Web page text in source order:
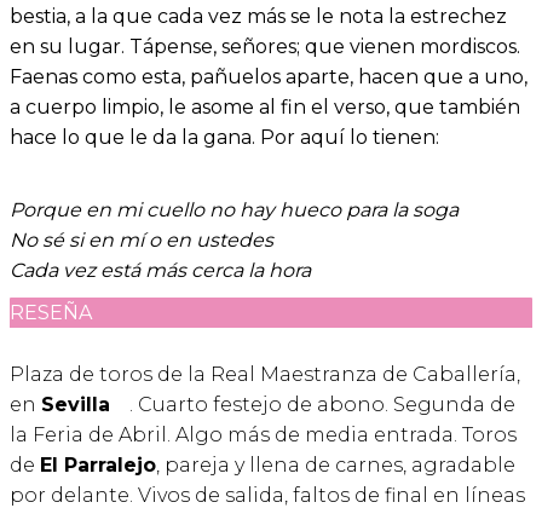
bestia, a la que cada vez más se le nota la estrechez
en su lugar. Tápense, señores; que vienen mordiscos.
Faenas como esta, pañuelos aparte, hacen que a uno,
a cuerpo limpio, le asome al fin el verso, que también
hace lo que le da la gana. Por aquí lo tienen:
Porque en mi cuello no hay hueco para la soga
No sé si en mí o en ustedes
Cada vez está más cerca la hora
RESEÑA
Plaza de toros de la Real Maestranza de Caballería,
en Sevilla
. Cuarto festejo de abono. Segunda de
la Feria de Abril. Algo más de media entrada. Toros
de El Parralejo , pareja y llena de carnes, agradable
por delante. Vivos de salida, faltos de final en líneas